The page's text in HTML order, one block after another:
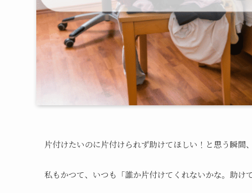
片付けたいのに片付けられず助けてほしい！と思う瞬間
私もかつて、いつも「誰か片付けてくれないかな。助け